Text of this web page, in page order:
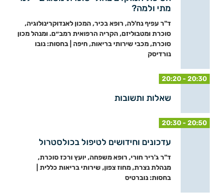
מתי ולמה?
ד"ר עפיף נח'לה, רופא בכיר, המכון לאנדוקרינולוגיה,
סוכרת ומטבוליזם, הקריה הרפואית רמב״ם. ומנהל מכון
סוכרת, מכבי שירותי בריאות, חיפה | בחסות: נובו
נורדיסק
20:20 - 20:30
שאלות ותשובות
20:30 - 20:50
עדכונים וחידושים לטיפול בכולסטרול
ד"ר ג'ריר חורי, רופא משפחה, יועץ ורכז סוכרת,
מנהלת נצרת, מחוז צפון, שירותי בריאות כללית |
בחסות: נוברטיס